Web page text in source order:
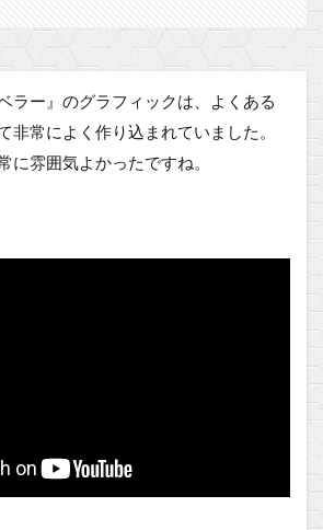
ラー』のグラフィックは、よくある
非常によく作り込まれていました。
に雰囲気よかったですね。